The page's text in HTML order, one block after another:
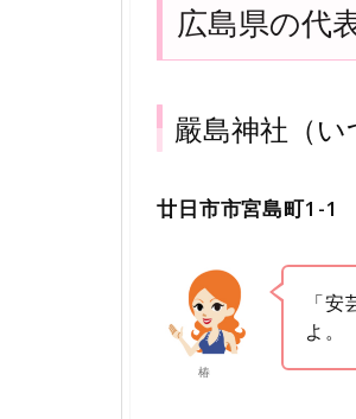
広島県の代
嚴島神社（い
廿日市市宮島町1-1
椿
「
よ。